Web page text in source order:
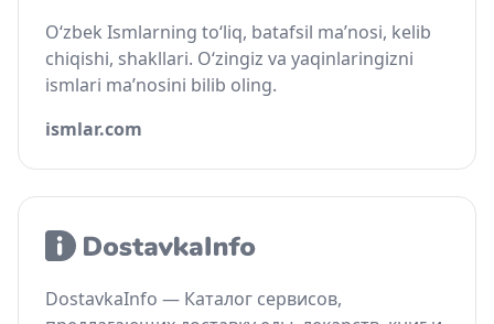
O‘zbek Ismlarning to‘liq, batafsil ma’nosi, kelib
chiqishi, shakllari. O‘zingiz va yaqinlaringizni
ismlari ma’nosini bilib oling.
ismlar.com
DostavkaInfo — Каталог сервисов,